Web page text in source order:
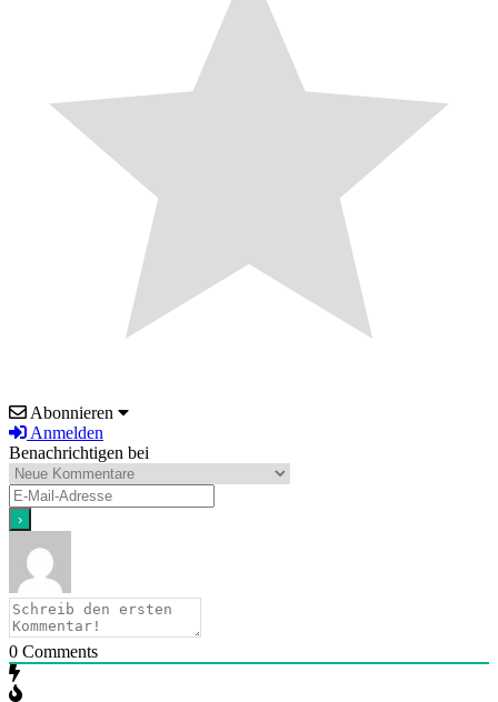
Abonnieren
Anmelden
Benachrichtigen bei
0 Comments